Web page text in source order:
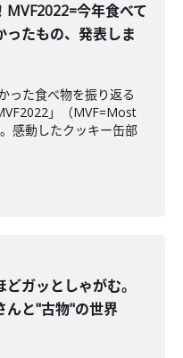
MVF2022=今年食べて
ったもの、発表しま
った食べ物を振り返る
」（MVF=Most
感動したクッキー缶部
どガッとしゃがむ。
んと"古物"の世界